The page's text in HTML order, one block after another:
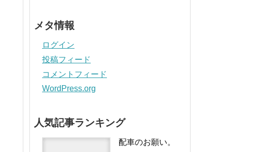
メタ情報
ログイン
投稿フィード
コメントフィード
WordPress.org
人気記事ランキング
配車のお願い。